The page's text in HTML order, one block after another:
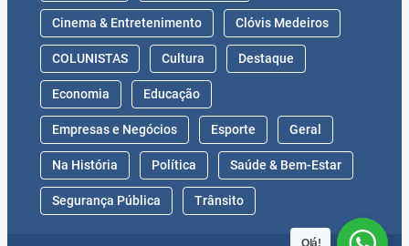
Cinema & Entretenimento Clóvis Medeiros
COLUNISTAS Cultura Destaque
Economia Educação
Empresas e Negócios Esporte Geral
Na História Política Saúde & Bem-Estar
Segurança Pública Trânsito
Olá!